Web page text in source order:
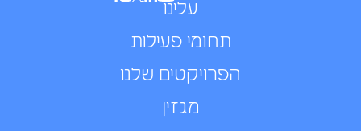
עלינו
תחומי פעילות
הפרויקטים שלנו
מגזין